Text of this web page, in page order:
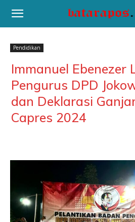
Pendidikan
Immanuel Ebenezer
Pengurus DPD
dan Deklarasi
Capres 2024